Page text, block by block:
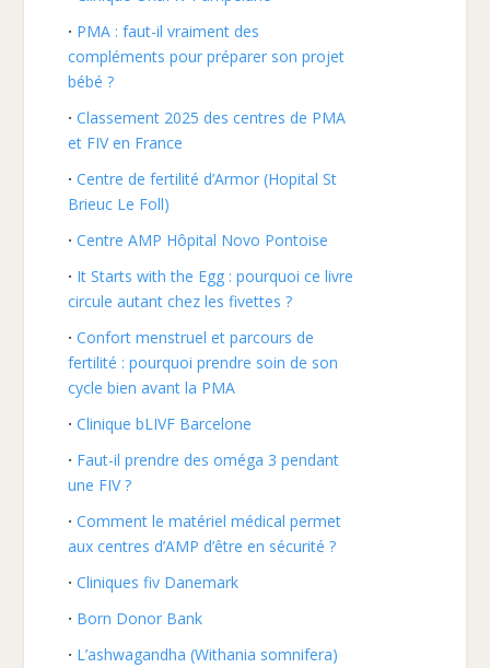
PMA : faut-il vraiment des
compléments pour préparer son projet
bébé ?
Classement 2025 des centres de PMA
et FIV en France
Centre de fertilité d’Armor (Hopital St
Brieuc Le Foll)
Centre AMP Hôpital Novo Pontoise
It Starts with the Egg : pourquoi ce livre
circule autant chez les fivettes ?
Confort menstruel et parcours de
fertilité : pourquoi prendre soin de son
cycle bien avant la PMA
Clinique bLIVF Barcelone
Faut-il prendre des oméga 3 pendant
une FIV ?
Comment le matériel médical permet
aux centres d’AMP d’être en sécurité ?
Cliniques fiv Danemark
Born Donor Bank
L’ashwagandha (Withania somnifera)